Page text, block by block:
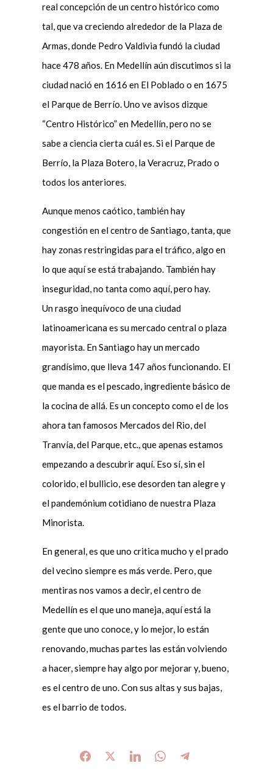
real concepción de un centro histórico como
tal, que va creciendo alrededor de la Plaza de
Armas, donde Pedro Valdivia fundó la ciudad
hace 478 años. En Medellín aún discutimos si la
ciudad nació en 1616 en El Poblado o en 1675
el Parque de Berrío. Uno ve avisos dizque
“Centro Histórico” en Medellín, pero no se
sabe a ciencia cierta cuál es. Si el Parque de
Berrío, la Plaza Botero, la Veracruz, Prado o
todos los anteriores.
Aunque menos caótico, también hay
congestión en el centro de Santiago, tanta, que
hay zonas restringidas para el tráfico, algo en
lo que aquí se está trabajando. También hay
inseguridad, no tanta como aquí, pero hay.
Un rasgo inequívoco de una ciudad
latinoamericana es su mercado central o plaza
mayorista. En Santiago hay un mercado
grandísimo, que lleva 147 años funcionando. El
que manda es el pescado, ingrediente básico de
la cocina de allá. Es un concepto como el de los
ahora tan famosos Mercados del Rio, del
Tranvía, del Parque, etc., que apenas estamos
empezando a descubrir aquí. Eso sí, sin el
colorido, el bullicio, ese desorden tan alegre y
el pandemónium cotidiano de nuestra Plaza
Minorista.
En general, es que uno critica mucho y el prado
del vecino siempre es más verde. Pero, que
mentiras nos vamos a decir, el centro de
Medellín es el que uno maneja, aquí está la
gente que uno conoce, y lo mejor, lo están
renovando, muchas partes las están volviendo
a hacer, siempre hay algo por mejorar y, bueno,
es el centro de uno. Con sus altas y sus bajas,
es el barrio de todos.